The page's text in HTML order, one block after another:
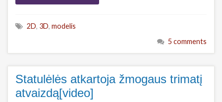
2D, 3D, modelis
5 comments
Statulėlės atkartoja žmogaus trimatį
atvaizdą[video]